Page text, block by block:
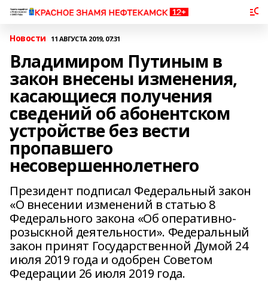
Новости 11 АВГУСТА 2019, 07:31
Владимиром Путиным в
закон внесены изменения,
касающиеся получения
сведений об абонентском
устройстве без вести
пропавшего
несовершеннолетнего
Президент подписал Федеральный закон
«О внесении изменений в статью 8
Федерального закона «Об оперативно-
розыскной деятельности». Федеральный
закон принят Государственной Думой 24
июля 2019 года и одобрен Советом
Федерации 26 июля 2019 года.